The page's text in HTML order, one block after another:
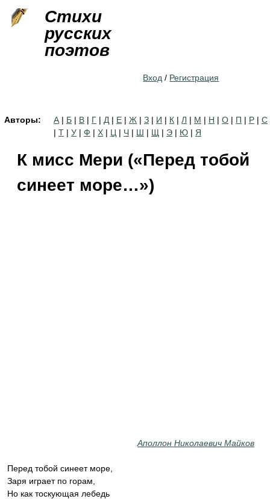
Стихи
русских
поэтов
Вход / Регистрация
Авторы: А | Б | В | Г | Д | Е | Ж | З | И | К | Л | М | Н | О | П | Р | С
| Т | У | Ф | Х | Ц | Ч | Ш | Щ | Э | Ю | Я
К мисс Мери («Перед тобой
синеет море…»)
Аполлон Николаевич Майков
Перед тобой синеет море,
Заря играет по горам,
Но как тоскующая лебедь